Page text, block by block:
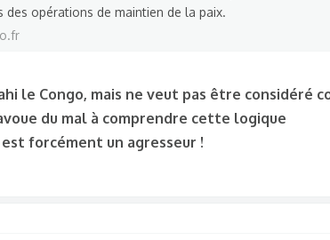
des opérations de maintien de la paix.
le Congo, mais ne veut pas être considéré
du mal à comprendre cette logique
forcément un agresseur !